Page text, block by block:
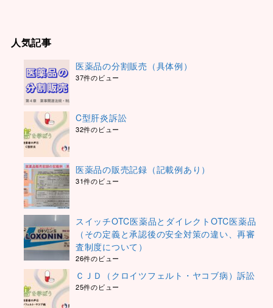
人気記事
医薬品の分割販売（具体例）
37件のビュー
C型肝炎訴訟
32件のビュー
医薬品の販売記録（記載例あり）
31件のビュー
スイッチOTC医薬品とダイレクトOTC医薬品
（その定義と承認後の安全対策の違い、再審
査制度について）
26件のビュー
ＣＪＤ（クロイツフェルト・ヤコブ病）訴訟
25件のビュー